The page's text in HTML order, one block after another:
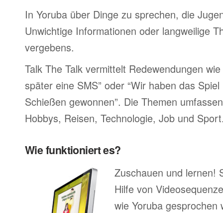
In Yoruba über Dinge zu sprechen, die
Unwichtige Informationen oder langweilige
vergebens.
Talk The Talk vermittelt Redewendungen
später eine SMS” oder “Wir haben das
Schießen gewonnen”. Die Themen
Hobbys, Reisen, Technologie, Job und
Wie funktioniert es?
Zuschauen und lernen!
Hilfe von
wie Yoruba gesprochen